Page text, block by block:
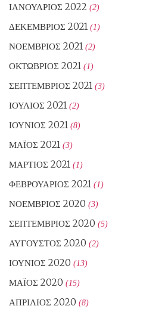
ΙΑΝΟΥΆΡΙΟΣ 2022 (2)
ΔΕΚΈΜΒΡΙΟΣ 2021 (1)
ΝΟΈΜΒΡΙΟΣ 2021 (2)
ΟΚΤΏΒΡΙΟΣ 2021 (1)
ΣΕΠΤΈΜΒΡΙΟΣ 2021 (3)
ΙΟΎΛΙΟΣ 2021 (2)
ΙΟΎΝΙΟΣ 2021 (8)
ΜΆΙΟΣ 2021 (3)
ΜΆΡΤΙΟΣ 2021 (1)
ΦΕΒΡΟΥΆΡΙΟΣ 2021 (1)
ΝΟΈΜΒΡΙΟΣ 2020 (3)
ΣΕΠΤΈΜΒΡΙΟΣ 2020 (5)
ΑΎΓΟΥΣΤΟΣ 2020 (2)
ΙΟΎΝΙΟΣ 2020 (13)
ΜΆΙΟΣ 2020 (15)
ΑΠΡΊΛΙΟΣ 2020 (8)